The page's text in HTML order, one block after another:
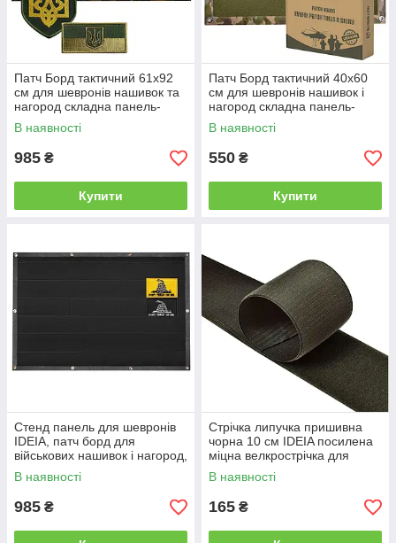
Патч Борд тактичний 61х92
см для шевронів нашивок та
нагород складна панель-
стенд з липучкою для
колекціонерів та військових
В наявності
985 ₴
Купити
Патч Борд тактичний 40х60
см для шевронів нашивок і
нагород складна панель-
стенд з липучкою для
колекціонерів і військових
В наявності
550 ₴
Купити
Стенд панель для шевронів
IDEIA, патч борд для
військових нашивок і нагород,
для колекціонерів, липучка
61х92 см
В наявності
985 ₴
Стрічка липучка пришивна
чорна 10 см IDEIA посилена
міцна велкрострічка для
одягу сумок взуття гачок
В наявності
165 ₴